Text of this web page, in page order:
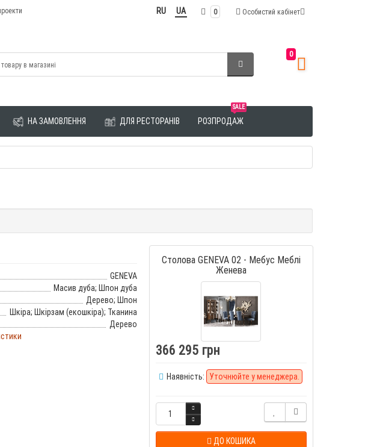
Особистий кабінет
0
RU UA
0
НА ЗАМОВЛЕННЯ ДЛЯ РЕСТОРАНІВ
SALE
РОЗПРОДАЖ
GENEVA
Масив дуба; Шпон дуба
Дерево; Шпон
Шкіра; Шкірзам (екошкіра); Тканина
Дерево
Столова GENEVA 02 - Мебус Меблі
Женева
366 295 грн
Наявність: Уточнюйте у менеджера.
ДО КОШИКА